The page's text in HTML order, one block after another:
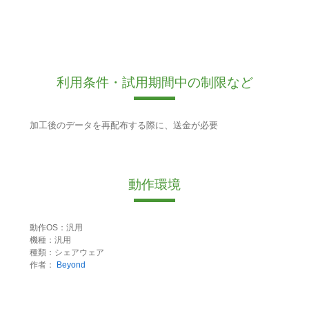
利用条件・試用期間中の制限など
加工後のデータを再配布する際に、送金が必要
動作環境
動作OS：汎用
機種：汎用
種類：シェアウェア
作者：
Beyond